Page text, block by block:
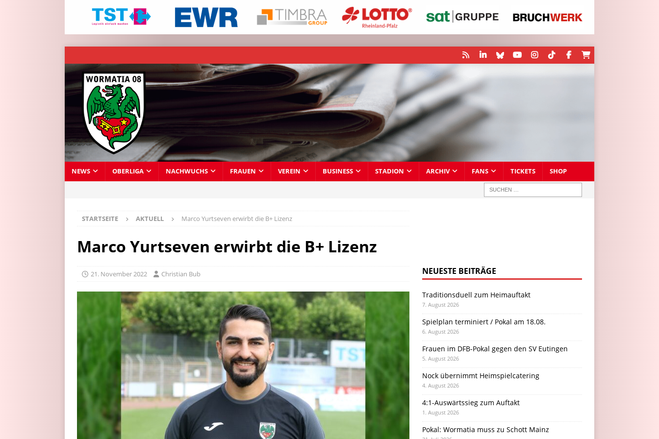
NEWS OBERLIGA NACHWUCHS FRAUEN VEREIN BUSINESS STADION ARCHIV FANS TICKETS SHOP
STARTSEITE AKTUELL Marco Yurtseven erwirbt die B+ Lizenz
Marco Yurtseven erwirbt die B+ Lizenz
21. November 2022 Christian Bub NEUESTE BEITRÄGE
Traditionsduell zum Heimauftakt
7. August 2026
Spielplan terminiert / Pokal am 18.08.
6. August 2026
Frauen im DFB-Pokal gegen den SV Eutingen
5. August 2026
Nock übernimmt Heimspielcatering
4. August 2026
4:1-Auswärtssieg zum Auftakt
1. August 2026
Pokal: Wormatia muss zu Schott Mainz